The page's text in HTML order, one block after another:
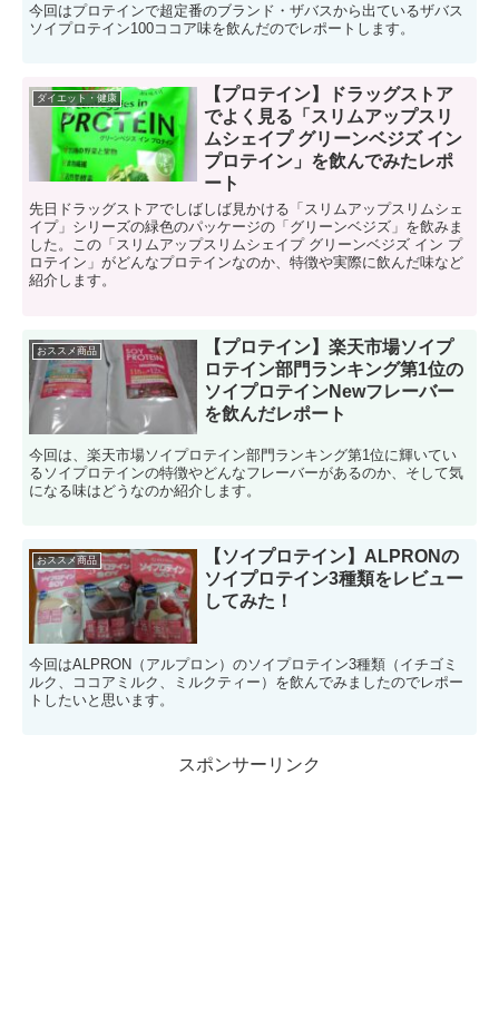
今回はプロテインで超定番のブランド・ザバスから出ているザバス
ソイプロテイン100ココア味を飲んだのでレポートします。
ダイエット・健康
【プロテイン】ドラッグストア
でよく見る「スリムアップスリ
ムシェイプ グリーンベジズ イン
プロテイン」を飲んでみたレポ
ート
先日ドラッグストアでしばしば見かける「スリムアップスリムシェ
イプ」シリーズの緑色のパッケージの「グリーンベジズ」を飲みま
した。この「スリムアップスリムシェイプ グリーンベジズ イン プ
ロテイン」がどんなプロテインなのか、特徴や実際に飲んだ味など
紹介します。
おススメ商品
【プロテイン】楽天市場ソイプ
ロテイン部門ランキング第1位の
ソイプロテインNewフレーバー
を飲んだレポート
今回は、楽天市場ソイプロテイン部門ランキング第1位に輝いてい
るソイプロテインの特徴やどんなフレーバーがあるのか、そして気
になる味はどうなのか紹介します。
おススメ商品
【ソイプロテイン】ALPRONの
ソイプロテイン3種類をレビュー
してみた！
今回はALPRON（アルプロン）のソイプロテイン3種類（イチゴミ
ルク、ココアミルク、ミルクティー）を飲んでみましたのでレポー
トしたいと思います。
スポンサーリンク